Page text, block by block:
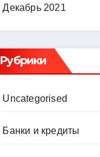
Декабрь 2021
Рубрики
Uncategorised
Банки и кредиты